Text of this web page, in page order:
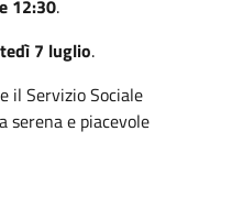
12:30.
7 luglio.
il Servizio Sociale
e piacevole